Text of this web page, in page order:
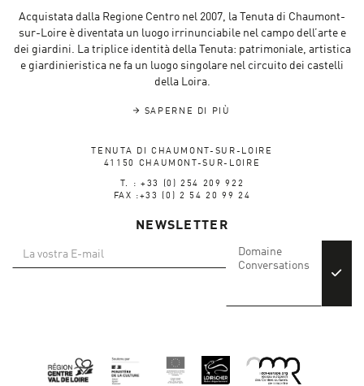
Acquistata dalla Regione Centro nel 2007, la Tenuta di Chaumont-
sur-Loire è diventata un luogo irrinunciabile nel campo dell’arte e
dei giardini. La triplice identità della Tenuta: patrimoniale, artistica
e giardinieristica ne fa un luogo singolare nel circuito dei castelli
della Loira.
SAPERNE DI PIÙ
TENUTA DI CHAUMONT-SUR-LOIRE
41150 CHAUMONT-SUR-LOIRE
T. : +33 (0) 254 209 922
FAX :+33 (0) 2 54 20 99 24
NEWSLETTER